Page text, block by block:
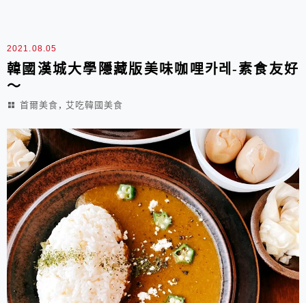
2021.08.05
韓國漢城大學隱藏版美味咖哩카레-素食友好
～
首爾美食 , 艾吃韓國美食